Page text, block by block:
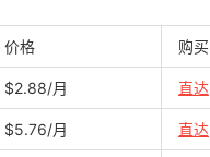
价格 购买
$2.88/月 直达
$5.76/月 直达